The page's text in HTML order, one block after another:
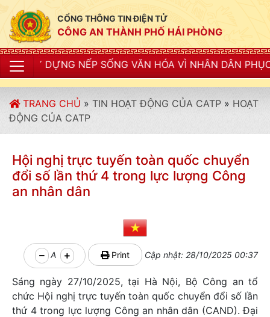
CỔNG THÔNG TIN ĐIỆN TỬ
CÔNG AN THÀNH PHỐ HẢI PHÒNG
SỐNG VĂN HÓA VÌ NHÂN DÂN PHỤC VỤ"
TRANG CHỦ » TIN HOẠT ĐỘNG CỦA CATP » HOẠT
ĐỘNG CỦA CATP
Hội nghị trực tuyến toàn quốc chuyển
đổi số lần thứ 4 trong lực lượng Công
an nhân dân
A Print Cập nhật: 28/10/2025 00:37
Sáng ngày 27/10/2025, tại Hà Nội, Bộ Công an tổ
chức Hội nghị trực tuyến toàn quốc chuyển đổi số lần
thứ 4 trong lực lượng Công an nhân dân (CAND). Đại